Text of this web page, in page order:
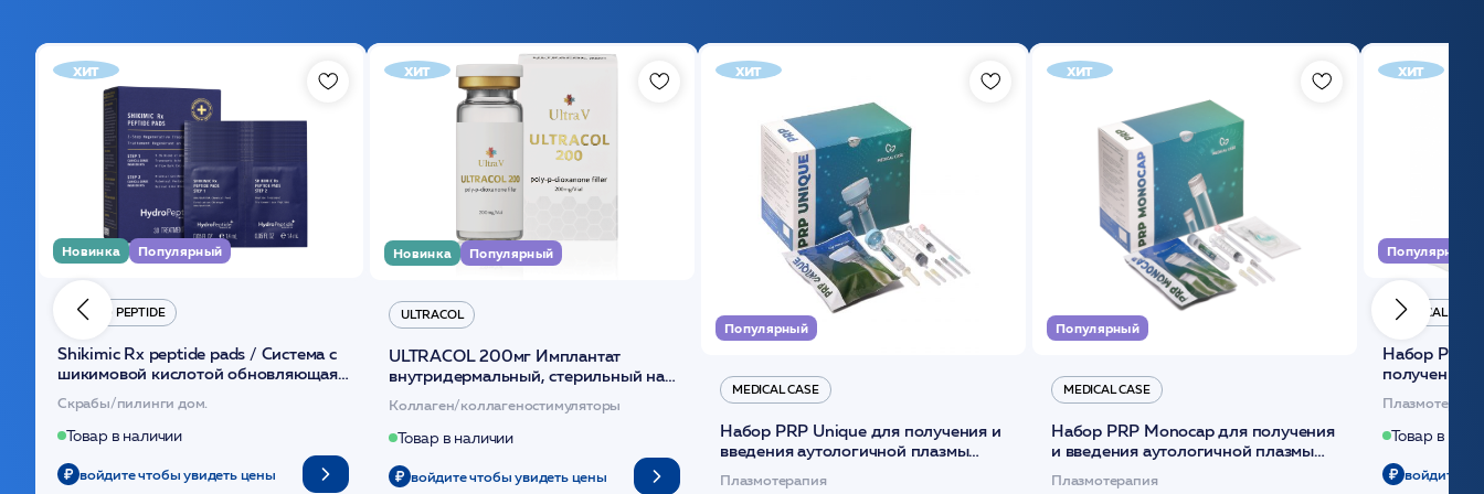
хит
Новинка Популярный
HYDRO PEPTIDE
Shikimic Rx peptide pads / Cистема с
шикимовой кислотой обновляющая
(30шт) /HP
Скрабы/пилинги дом.
Товар в наличии
войдите чтобы увидеть цены
хит
Новинка Популярный
ULTRACOL
ULTRACOL 200мг Имплантат
внутридермальный, стерильный на
основе полидиоксанона /ULTRACOL
Коллаген/коллагеностимуляторы
Товар в наличии
войдите чтобы увидеть цены
хит
Популярный
MEDICAL CASE
Набор PRP Unique для получения и
введения аутологичной плазмы
(саше 1шт)/Medical Case
Плазмотерапия
хит
Популярный
MEDICAL CASE
Набор PRP Monocap для получения
и введения аутологичной плазмы
(саше 1шт)/Medical Case
Плазмотерапия
хит
Популярный
MEDICAL CASE
Набор Plasmoactive Стандарт для
получения
плазмы
Товар в
войдите